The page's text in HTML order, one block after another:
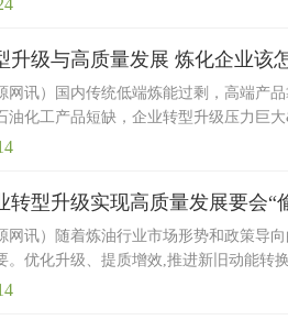
升级与高质量发展 炼化企业该
网讯）国内传统低端炼能过剩，高端产
油化工产品短缺，企业转型升级压力巨
转型升级实现高质量发展要会“
网讯）随着炼油行业市场形势和政策导
。优化升级、提质增效,推进新旧动能转